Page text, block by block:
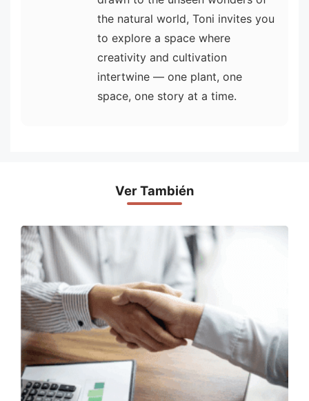
the natural world, Toni invites you
to explore a space where
creativity and cultivation
intertwine — one plant, one
space, one story at a time.
Ver También